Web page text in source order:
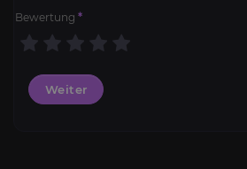
Bewertung *
Weiter